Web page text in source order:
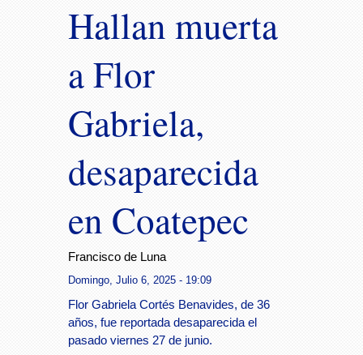
Hallan muerta
a Flor
Gabriela,
desaparecida
en Coatepec
Francisco de Luna
Domingo, Julio 6, 2025 - 19:09
Flor Gabriela Cortés Benavides, de 36
años, fue reportada desaparecida el
pasado viernes 27 de junio.